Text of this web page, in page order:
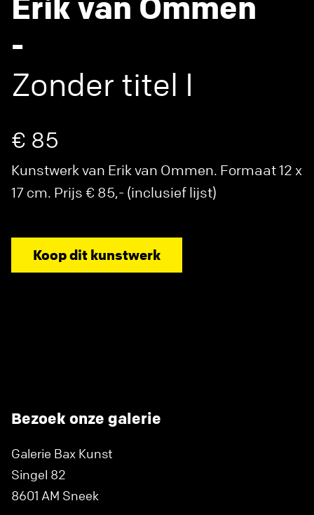
-
Zonder titel I
€ 85
Kunstwerk van Erik van Ommen. Formaat 12 x
17 cm. Prijs € 85,- (inclusief lijst)
Koop dit kunstwerk
Bezoek onze galerie
Galerie Bax Kunst
Singel 82
8601 AM Sneek